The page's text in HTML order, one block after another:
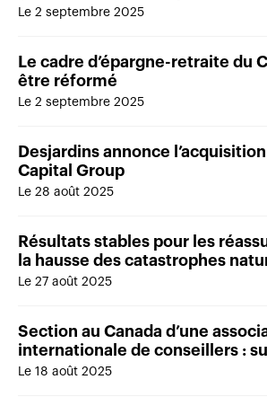
Le 2 septembre 2025
Le cadre d’épargne-retraite du
être réformé
Le 2 septembre 2025
Desjardins annonce
Capital Group
Le 28 août 2025
Résultats stables pour les
la hausse des catastrophes
Le 27 août 2025
Section au Canada d’une
internationale de conseillers :
Le 18 août 2025